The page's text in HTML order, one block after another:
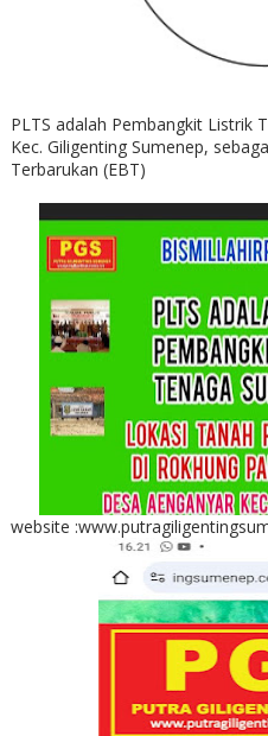
PLTS adalah Pembangkit Listrik
Kec. Giligenting Sumenep,
Terbarukan (EBT)
website